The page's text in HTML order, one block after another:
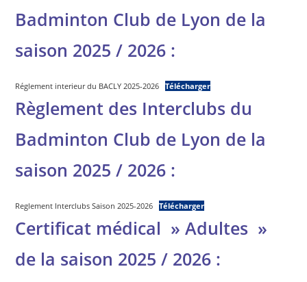
Badminton Club de Lyon de la
saison 2025 / 2026 :
Réglement interieur du BACLY 2025-2026 Télécharger
Règlement des Interclubs du
Badminton Club de Lyon de la
saison 2025 / 2026 :
Reglement Interclubs Saison 2025-2026 Télécharger
Certificat médical » Adultes »
de la saison 2025 / 2026 :